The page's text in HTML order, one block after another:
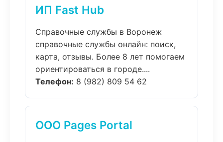
ИП Fast Hub
Справочные службы в Воронеж
справочные службы онлайн: поиск,
карта, отзывы. Более 8 лет помогаем
ориентироваться в городе....
Телефон: 8 (982) 809 54 62
ООО Pages Portal